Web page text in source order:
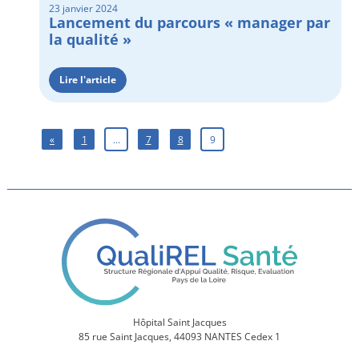
23 janvier 2024
Lancement du parcours « manager par
la qualité »
Lire l'article
« 1 … 7 8 9
Hôpital Saint Jacques
85 rue Saint Jacques, 44093 NANTES Cedex 1